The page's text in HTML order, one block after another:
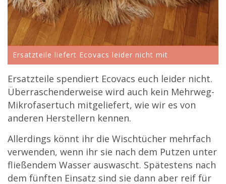
Ersatzteile liefert Ecovacs leider nicht mit
Ersatzteile spendiert Ecovacs euch leider nicht.
Überraschenderweise wird auch kein Mehrweg-
Mikrofasertuch mitgeliefert, wie wir es von
anderen Herstellern kennen.
Allerdings könnt ihr die Wischtücher mehrfach
verwenden, wenn ihr sie nach dem Putzen unter
fließendem Wasser auswascht. Spätestens nach
dem fünften Einsatz sind sie dann aber reif für